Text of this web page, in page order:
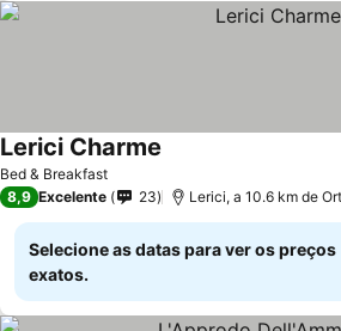
Bed & Breakfast
Lerici Charme
8,9 Excelente 23 Lerici, a 10.6 km de
Selecione as datas para ver os preços
exatos.